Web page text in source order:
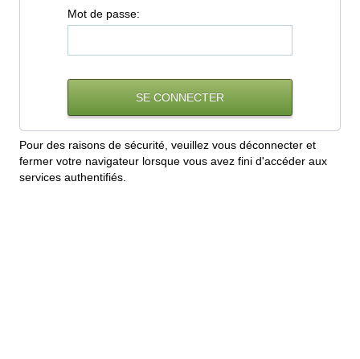
Mot de passe:
Pour des raisons de sécurité, veuillez vous déconnecter et
fermer votre navigateur lorsque vous avez fini d'accéder aux
services authentifiés.